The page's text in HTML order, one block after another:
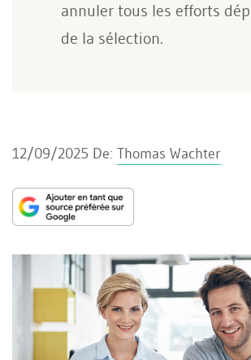
annuler tous les efforts
de la sélection.
12/09/2025 De: Thomas Wachter